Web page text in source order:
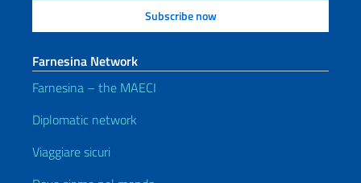
Farnesina Network
Farnesina – the MAECI
Diplomatic network
Viaggiare sicuri